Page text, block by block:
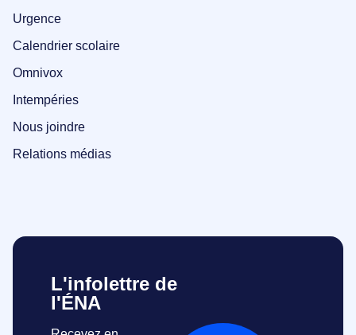
Urgence
Calendrier scolaire
Omnivox
Intempéries
Nous joindre
Relations médias
L'infolettre de
l'ÉNA